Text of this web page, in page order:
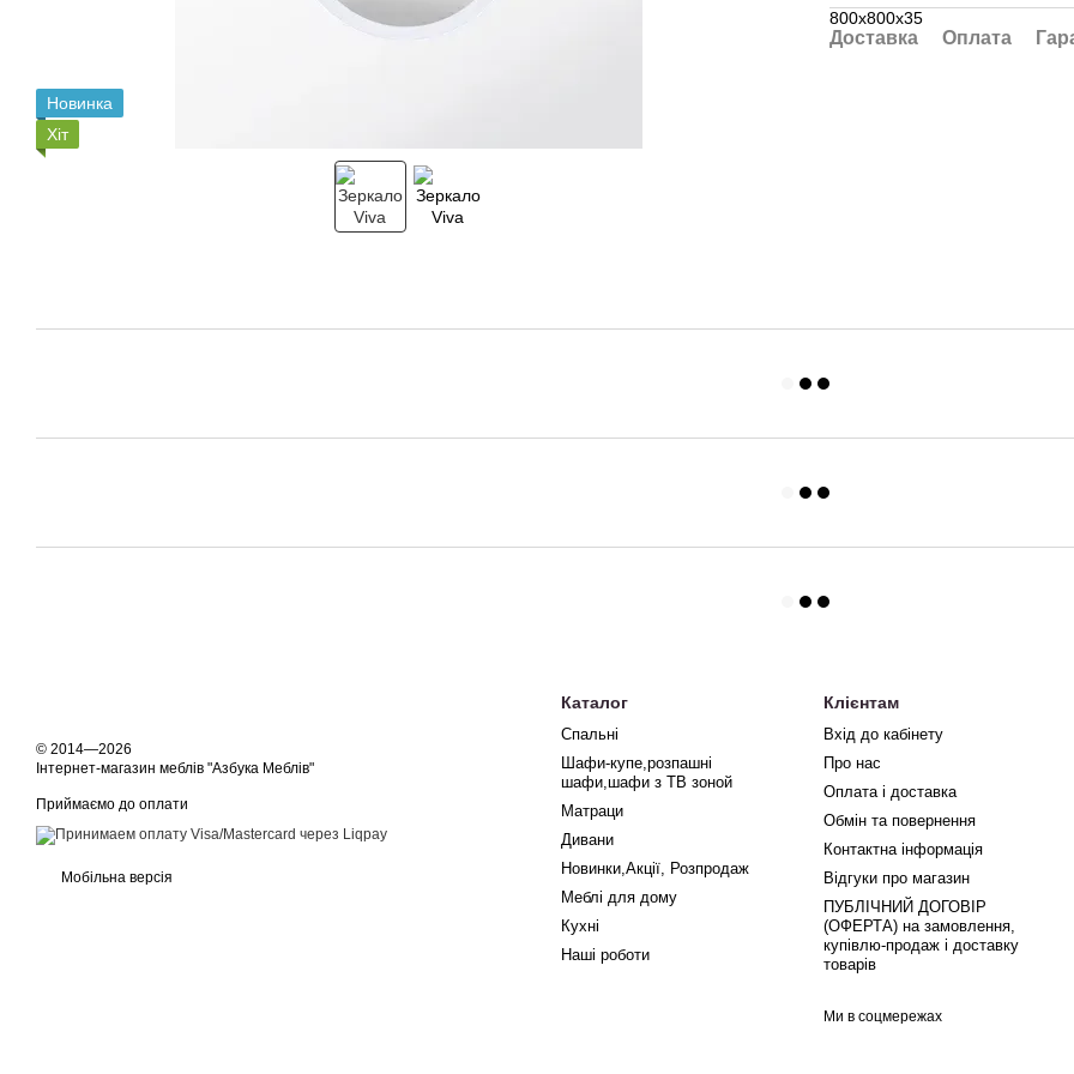
Новинка
Хіт
800x800x35
Доставка Оплата
© 2014—2026
Інтернет-магазин меблів "Азбука Меблів"
Приймаємо до оплати
Мобільна версія
Каталог
Спальні
Шафи-купе,розпашні
шафи,шафи з ТВ зоной
Матраци
Дивани
Новинки,Акції, Розпродаж
Меблі для дому
Кухні
Наші роботи
Клієнтам
Вхід до кабінету
Про нас
Оплата і доставка
Обмін та повернення
Контактна інформація
Відгуки про магазин
ПУБЛІЧНИЙ ДОГОВІР
(ОФЕРТА) на замовлення,
купівлю-продаж і доставку
товарів
Ми в соцмережах